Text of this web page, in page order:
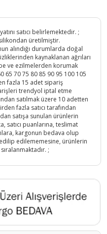
satıcı belirlemektedir. ;
üretilmiştir.
alındığı durumlarda doğal
kaynaklanan ağrıları
ve ezilmelerden korumak
65 70 75 80 85 90 95 100 105
fazla 15 adet sipariş
trendyol iptal etme
satılmak üzere 10 adetten
fazla satıcı tarafından
satışa sunulan ürünlerin
satıcı puanlarına, teslimat
kargonun bedava olup
edilememesine, ürünlerin
;